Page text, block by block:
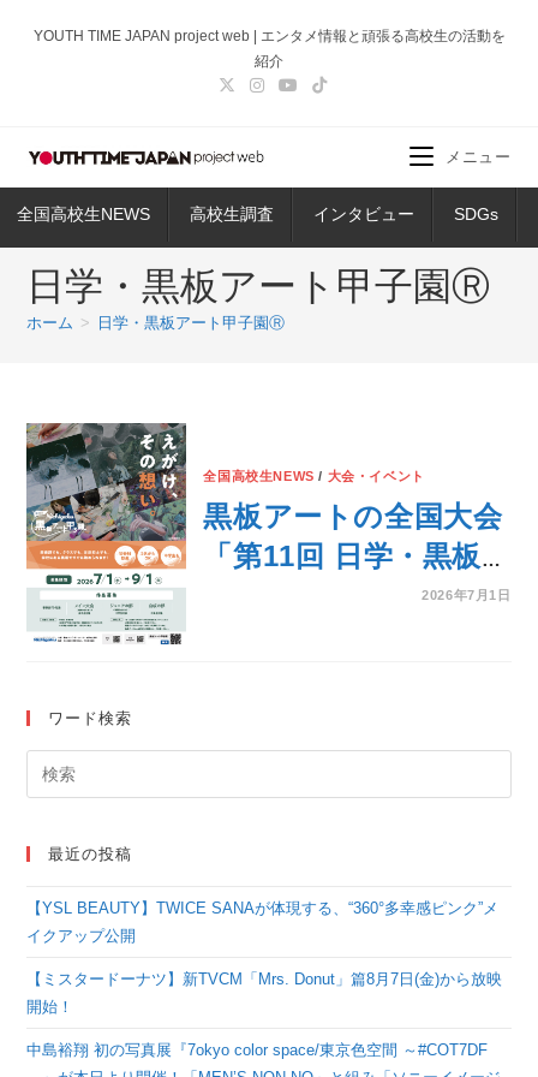
ス
ッ
YOUTH TIME JAPAN project web | エンタメ情報と頑張る高校生の活動を
紹介
全国高校生NEWS 高校生調査 インタビュー SDGs
メニュー
日学・黒板アート甲子園Ⓡ
ホーム > 日学・黒板アート甲子園Ⓡ
全国高校生NEWS / 大会・イベント
黒板アートの全国大会
「第11回 日学・黒板
アート甲子園Ⓡ」本日
2026年7月1日
ワード検索
最近の投稿
【YSL BEAUTY】TWICE SANAが体現する、“360°多幸感ピンク”メ
イクアップ公開
【ミスタードーナツ】新TVCM「Mrs. Donut」篇8月7日(金)から放映
開始！
中島裕翔 初の写真展『7okyo color space/東京色空間 ～#COT7DF